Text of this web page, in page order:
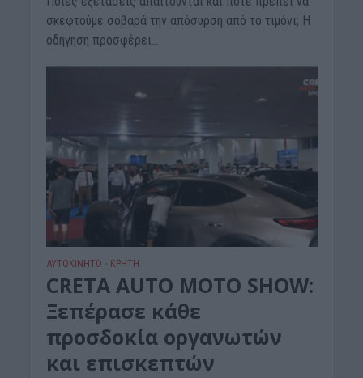
σκεφτούμε σοβαρά την απόσυρση από το τιμόνι; Η
οδήγηση προσφέρει...
ΑΥΤΟΚΙΝΗΤΟ • ΚΡΗΤΗ
CRETA AUTO MOTO SHOW:
Ξεπέρασε κάθε
προσδοκία οργανωτών
και επισκεπτών